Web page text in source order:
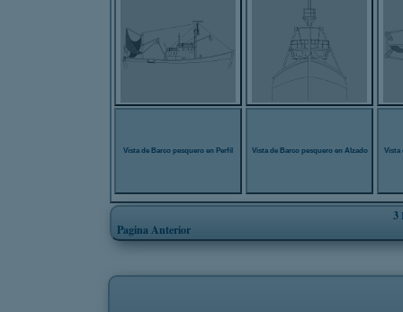
Vista de Barco pesquero en Perfil Vista de Barco pesquero en Alzado Vista
Pagina Anterior
3